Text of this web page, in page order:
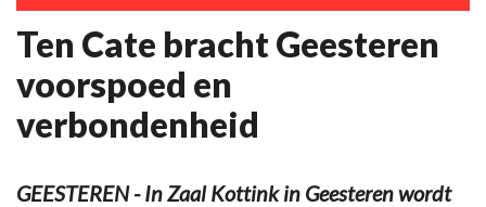
Ten Cate bracht Geesteren
voorspoed en
verbondenheid
GEESTEREN - In Zaal Kottink in Geesteren wordt